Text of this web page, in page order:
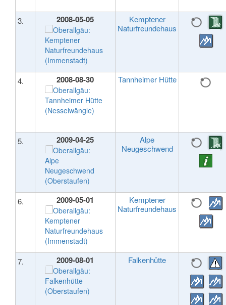
3. 2008-05-05
Kemptener
Naturfreundehaus
4. 2008-08-30 Tannheimer Hütte
5. 2009-04-25
Alpe
Neugeschwend
6. 2009-05-01
Kemptener
Naturfreundehaus
7. 2009-08-01 Falkenhütte